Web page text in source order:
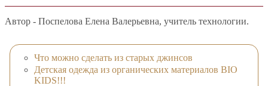
Автор - Поспелова Елена Валерьевна, учитель технологии.
Что можно сделать из старых джинсов
Детская одежда из органических материалов BIO
KIDS!!!